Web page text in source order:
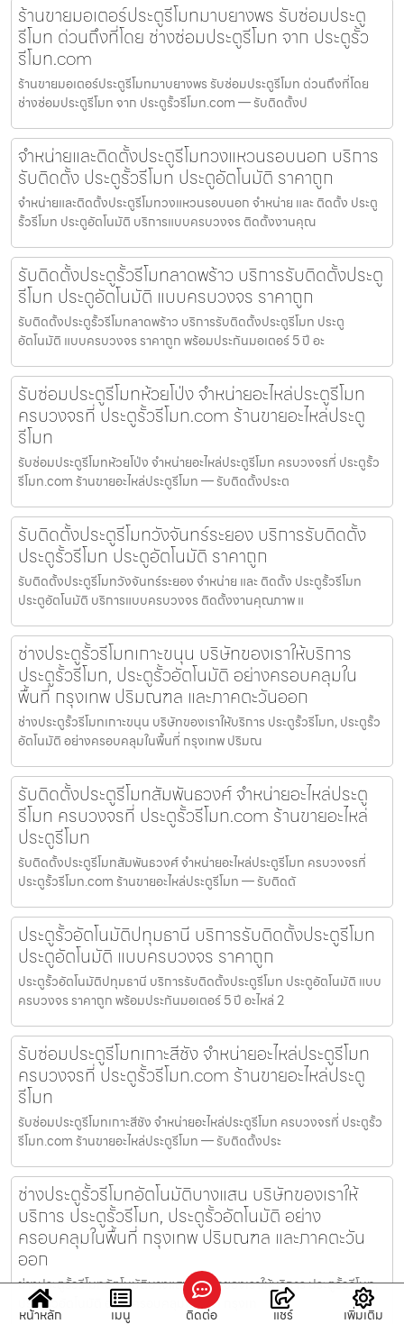
ร้านขายมอเตอร์ประตูรีโมทมาบยางพร รับซ่อมประตู
รีโมท ด่วนถึงที่โดย ช่างซ่อมประตูรีโมท จาก ประตูรั้ว
รีโมท.com
ร้านขายมอเตอร์ประตูรีโมทมาบยางพร รับซ่อมประตูรีโมท ด่วนถึงที่โดย
ช่างซ่อมประตูรีโมท จาก ประตูรั้วรีโมท.com — รับติดตั้งป
จำหน่ายและติดตั้งประตูรีโมทวงแหวนรอบนอก บริการ
รับติดตั้ง ประตูรั้วรีโมท ประตูอัตโนมัติ ราคาถูก
จำหน่ายและติดตั้งประตูรีโมทวงแหวนรอบนอก จำหน่าย และ ติดตั้ง ประตู
รั้วรีโมท ประตูอัตโนมัติ บริการแบบครบวงจร ติดตั้งงานคุณ
รับติดตั้งประตูรั้วรีโมทลาดพร้าว บริการรับติดตั้งประตู
รีโมท ประตูอัตโนมัติ แบบครบวงจร ราคาถูก
รับติดตั้งประตูรั้วรีโมทลาดพร้าว บริการรับติดตั้งประตูรีโมท ประตู
อัตโนมัติ แบบครบวงจร ราคาถูก พร้อมประกันมอเตอร์ 5 ปี อะ
รับซ่อมประตูรีโมทห้วยโป่ง จำหน่ายอะไหล่ประตูรีโมท
ครบวงจรที่ ประตูรั้วรีโมท.com ร้านขายอะไหล่ประตู
รีโมท
รับซ่อมประตูรีโมทห้วยโป่ง จำหน่ายอะไหล่ประตูรีโมท ครบวงจรที่ ประตูรั้ว
รีโมท.com ร้านขายอะไหล่ประตูรีโมท — รับติดตั้งประต
รับติดตั้งประตูรีโมทวังจันทร์ระยอง บริการรับติดตั้ง
ประตูรั้วรีโมท ประตูอัตโนมัติ ราคาถูก
รับติดตั้งประตูรีโมทวังจันทร์ระยอง จำหน่าย และ ติดตั้ง ประตูรั้วรีโมท
ประตูอัตโนมัติ บริการแบบครบวงจร ติดตั้งงานคุณภาพ แ
ช่างประตูรั้วรีโมทเกาะขนุน บริษัทของเราให้บริการ
ประตูรั้วรีโมท, ประตูรั้วอัตโนมัติ อย่างครอบคลุมใน
พื้นที่ กรุงเทพ ปริมณฑล และภาคตะวันออก
ช่างประตูรั้วรีโมทเกาะขนุน บริษัทของเราให้บริการ ประตูรั้วรีโมท, ประตูรั้ว
อัตโนมัติ อย่างครอบคลุมในพื้นที่ กรุงเทพ ปริมณ
รับติดตั้งประตูรีโมทสัมพันธวงศ์ จำหน่ายอะไหล่ประตู
รีโมท ครบวงจรที่ ประตูรั้วรีโมท.com ร้านขายอะไหล่
ประตูรีโมท
รับติดตั้งประตูรีโมทสัมพันธวงศ์ จำหน่ายอะไหล่ประตูรีโมท ครบวงจรที่
ประตูรั้วรีโมท.com ร้านขายอะไหล่ประตูรีโมท — รับติดตั
ประตูรั้วอัตโนมัติปทุมธานี บริการรับติดตั้งประตูรีโมท
ประตูอัตโนมัติ แบบครบวงจร ราคาถูก
ประตูรั้วอัตโนมัติปทุมธานี บริการรับติดตั้งประตูรีโมท ประตูอัตโนมัติ แบบ
ครบวงจร ราคาถูก พร้อมประกันมอเตอร์ 5 ปี อะไหล่ 2
รับซ่อมประตูรีโมทเกาะสีชัง จำหน่ายอะไหล่ประตูรีโมท
ครบวงจรที่ ประตูรั้วรีโมท.com ร้านขายอะไหล่ประตู
รีโมท
รับซ่อมประตูรีโมทเกาะสีชัง จำหน่ายอะไหล่ประตูรีโมท ครบวงจรที่ ประตูรั้ว
รีโมท.com ร้านขายอะไหล่ประตูรีโมท — รับติดตั้งประ
ช่างประตูรั้วรีโมทอัตโนมัติบางแสน บริษัทของเราให้
บริการ ประตูรั้วรีโมท, ประตูรั้วอัตโนมัติ อย่าง
ครอบคลุมในพื้นที่ กรุงเทพ ปริมณฑล และภาคตะวัน
ออก
ช่างประตูรั้วรีโมทอัตโนมัติบางแสน บริษัทของเราให้บริการ ประตูรั้วรีโมท,
ประตูรั้วอัตโนมัติ อย่างครอบคลุมในพื้นที่ กรุงเท
หน้าหลัก เมนู ติดต่อ แชร์ เพิ่มเติม